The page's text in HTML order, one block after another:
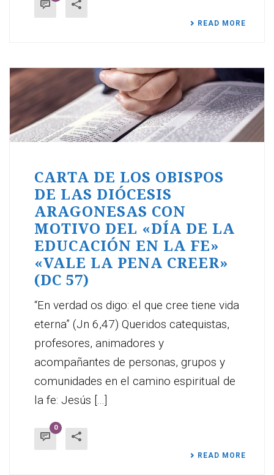
READ MORE
CARTA DE LOS OBISPOS
DE LAS DIÓCESIS
ARAGONESAS CON
MOTIVO DEL «DÍA DE LA
EDUCACIÓN EN LA FE»
«VALE LA PENA CREER»
(DC 57)
“En verdad os digo: el que cree tiene vida
eterna” (Jn 6,47) Queridos catequistas,
profesores, animadores y
acompañantes de personas, grupos y
comunidades en el camino espiritual de
la fe: Jesús [...]
0
READ MORE